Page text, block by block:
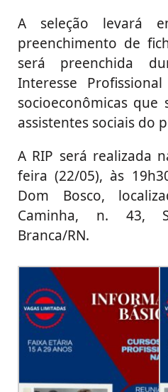
A seleção levará
preenchimento de
será preenchida
Interesse
socioeconômicas que
assistentes sociais do
A RIP será realizada
feira (22/05), às
Dom Bosco,
Caminha, n. 43,
Branca/RN.